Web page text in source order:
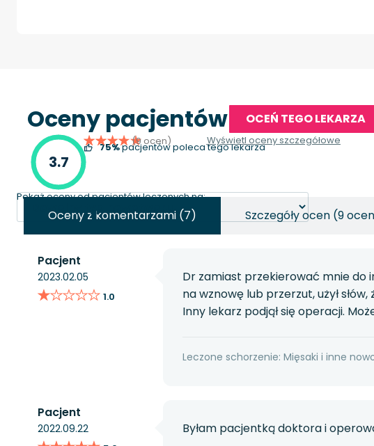
Oceny pacjentów OCEŃ TEGO LEKARZA
3.7
(9 ocen)
75%pacjentów poleca tego lekarza
Wyświetl oceny szczegółowe
Pokaż oceny od pacjentów leczonych na:
Oceny z komentarzami (7) Szczegóły ocen (9
Pacjent
2023.02.05
★★★★★
★★★★★ 1.0
Dr zamiast przekierować mnie do
na wznowę lub przerzut, użył
Inny lekarz podjął się operacji.
Leczone schorzenie: Mięsaki i inne
Pacjent
2022.09.22 Byłam pacjentką doktora i